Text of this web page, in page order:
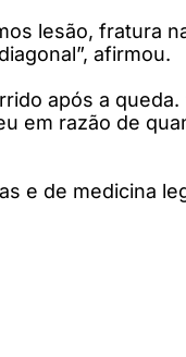
lesão, fratura
afirmou.
após a
em razão de
e de medicina